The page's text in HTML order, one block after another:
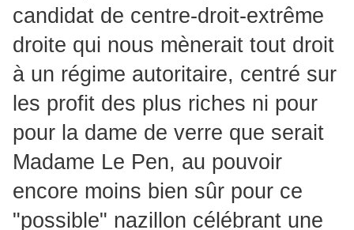
candidat de centre-droit-extrême
droite qui nous mènerait tout droit
à un régime autoritaire, centré sur
les profit des plus riches ni pour
pour la dame de verre que serait
Madame Le Pen, au pouvoir
encore moins bien sûr pour ce
"possible" nazillon célébrant une